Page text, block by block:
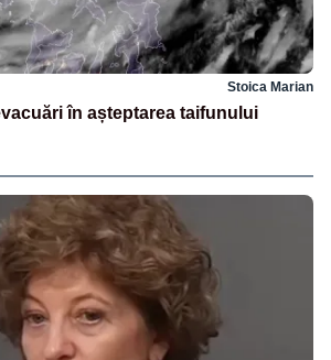
Stoica Marian
în așteptarea taifunului